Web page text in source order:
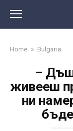
content
Home » Bulgaria
–
живееш
ни